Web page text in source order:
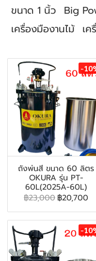
ขนาด 1 นิ้ว Big
เครื่องมืองานไม้ เ
-
ถังพ่นสี ขนาด 60 ลิตร
OKURA รุ่น PT-
60L(2025A-60L)
฿23,000 ฿20,700
-